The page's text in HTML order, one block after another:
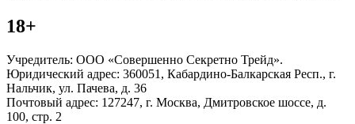
18+
Учредитель: ООО «Совершенно Секретно Трейд».
Юридический адрес: 360051, Кабардино-Балкарская Респ., г.
Нальчик, ул. Пачева, д. 36
Почтовый адрес: 127247, г. Москва, Дмитровское шоссе, д.
100, стр. 2